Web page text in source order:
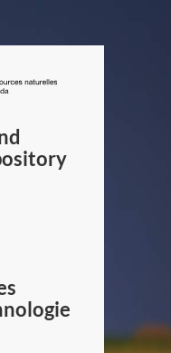
/
Canada